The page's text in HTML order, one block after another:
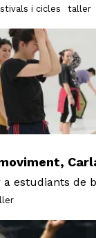
i cicles taller
a estudiants de